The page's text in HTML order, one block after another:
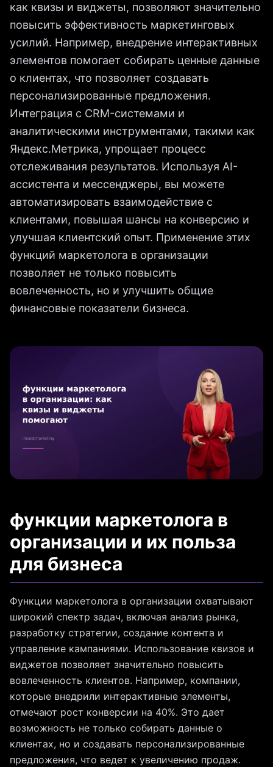
как квизы и виджеты, позволяют значительно
повысить эффективность маркетинговых
усилий. Например, внедрение интерактивных
элементов помогает собирать ценные данные
о клиентах, что позволяет создавать
персонализированные предложения.
Интеграция с CRM-системами и
аналитическими инструментами, такими как
Яндекс.Метрика, упрощает процесс
отслеживания результатов. Используя AI-
ассистента и мессенджеры, вы можете
автоматизировать взаимодействие с
клиентами, повышая шансы на конверсию и
улучшая клиентский опыт. Применение этих
функций маркетолога в организации
позволяет не только повысить
вовлеченность, но и улучшить общие
финансовые показатели бизнеса.
функции маркетолога в
организации и их польза
для бизнеса
Функции маркетолога в организации охватывают
широкий спектр задач, включая анализ рынка,
разработку стратегии, создание контента и
управление кампаниями. Использование квизов и
виджетов позволяет значительно повысить
вовлеченность клиентов. Например, компании,
которые внедрили интерактивные элементы,
отмечают рост конверсии на 40%. Это дает
возможность не только собирать данные о
клиентах, но и создавать персонализированные
предложения, что ведет к увеличению продаж.